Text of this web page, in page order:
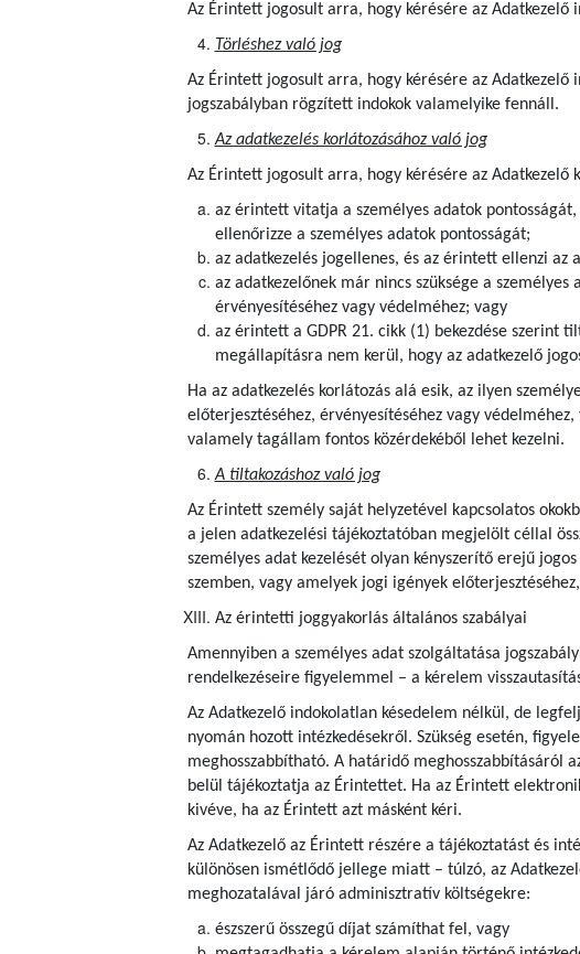
Az Érintett jogosult arra, hogy kérésére az
Törléshez való jog
Az Érintett jogosult arra, hogy kérésére az
jogszabályban rögzített indokok valamelyike fennáll.
Az adatkezelés korlátozásához való jog
Az Érintett jogosult arra, hogy kérésére az Adatkezelő
az érintett vitatja a személyes adatok
ellenőrizze a személyes adatok pontosságát;
az adatkezelés jogellenes, és az érintett ellenzi az
az adatkezelőnek már nincs szüksége a
érvényesítéséhez vagy védelméhez; vagy
az érintett a GDPR 21. cikk (1) bekezdése szerint
megállapításra nem kerül, hogy az adatkezelő
Ha az adatkezelés korlátozás alá esik, az ilyen
előterjesztéséhez, érvényesítéséhez vagy
valamely tagállam fontos közérdekéből lehet kezelni.
A tiltakozáshoz való jog
Az Érintett személy saját helyzetével kapcsolatos
a jelen adatkezelési tájékoztatóban megjelölt céllal
személyes adat kezelését olyan kényszerítő erejű
szemben, vagy amelyek jogi igények
Az érintetti joggyakorlás általános szabályai
Amennyiben a személyes adat szolgáltatása
rendelkezéseire figyelemmel – a kérelem
Az Adatkezelő indokolatlan késedelem nélkül, de
nyomán hozott intézkedésekről. Szükség esetén,
meghosszabbítható. A határidő meghosszabbításáról
belül tájékoztatja az Érintettet. Ha az Érintett
kivéve, ha az Érintett azt másként kéri.
Az Adatkezelő az Érintett részére a tájékoztatást és
különösen ismétlődő jellege miatt – túlzó, az
meghozatalával járó adminisztratív költségekre:
észszerű összegű díjat számíthat fel, vagy